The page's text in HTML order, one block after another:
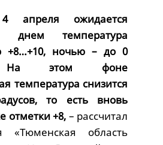
апреля ожидается
днем температура
+8…+10, ночью – до 0
На этом фоне
температура снизится
то есть вновь
отметки +8, – рассчитал
«Тюменская область